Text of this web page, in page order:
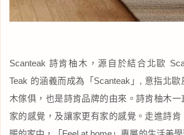
Scanteak 詩肯柚木，源自於結合北歐
Teak 的涵義而成為「Scanteak」, 意指北
木傢俱，也是詩肯品牌的由來。詩肯柚木
家的感覺，及讓家更有家的感覺。走進詩肯